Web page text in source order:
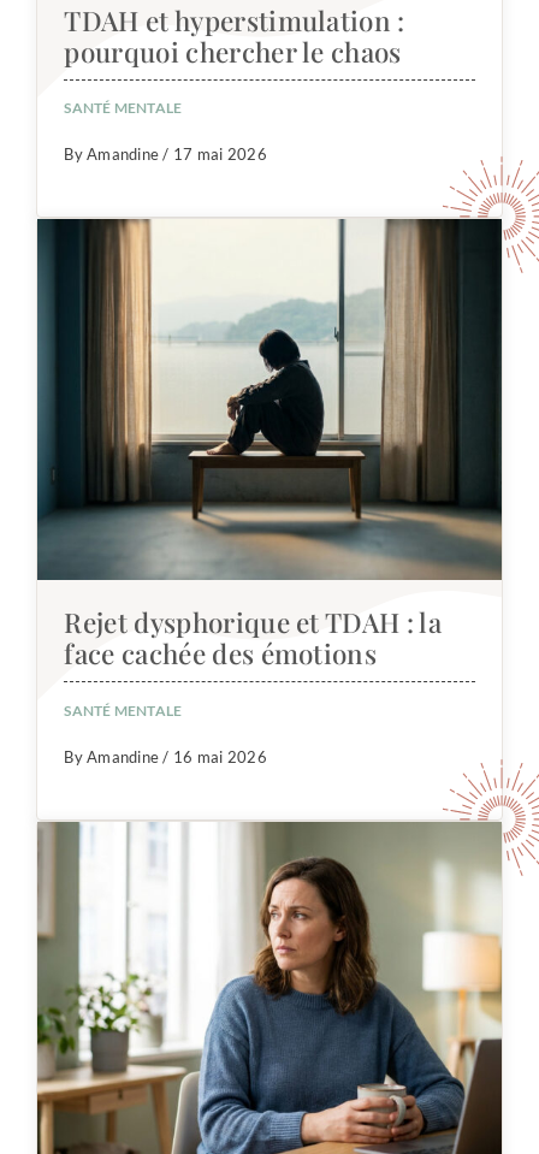
TDAH et hyperstimulation :
pourquoi chercher le chaos
SANTÉ MENTALE
By Amandine / 17 mai 2026
Rejet dysphorique et TDAH : la
face cachée des émotions
SANTÉ MENTALE
By Amandine / 16 mai 2026